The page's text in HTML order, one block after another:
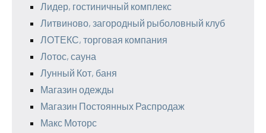
Лидер, гостиничный комплекс
Литвиново, загородный рыболовный клуб
ЛОТЕКС, торговая компания
Лотос, сауна
Лунный Кот, баня
Магазин одежды
Магазин Постоянных Распродаж
Макс Моторс